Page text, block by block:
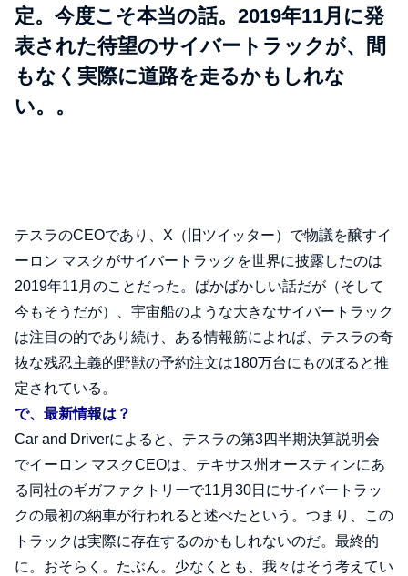
定。今度こそ本当の話。2019年11月に発
表された待望のサイバートラックが、間
もなく実際に道路を走るかもしれな
い。。
テスラのCEOであり、X（旧ツイッター）で物議を醸すイ
ーロン マスクがサイバートラックを世界に披露したのは
2019年11月のことだった。ばかばかしい話だが（そして
今もそうだが）、宇宙船のような大きなサイバートラック
は注目の的であり続け、ある情報筋によれば、テスラの奇
抜な残忍主義的野獣の予約注文は180万台にものぼると推
定されている。
で、最新情報は？
Car and Driverによると、テスラの第3四半期決算説明会
でイーロン マスクCEOは、テキサス州オースティンにあ
る同社のギガファクトリーで11月30日にサイバートラッ
クの最初の納車が行われると述べたという。つまり、この
トラックは実際に存在するのかもしれないのだ。最終的
に。おそらく。たぶん。少なくとも、我々はそう考えてい